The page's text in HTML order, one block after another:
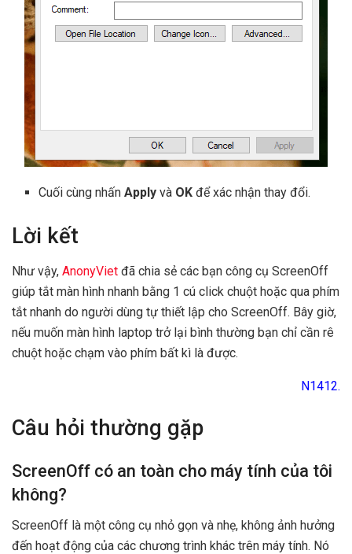
Cuối cùng nhấnApply và OK để xác nhận thay đổi.
Lời kết
Như vậy, AnonyViet đã chia sẻ các bạn công cụ ScreenOff
giúp tắt màn hình nhanh bằng 1 cú click chuột hoặc qua phím
tắt nhanh do người dùng tự thiết lập cho ScreenOff. Bây giờ,
nếu muốn màn hình laptop trở lại bình thường bạn chỉ cần rê
chuột hoặc chạm vào phím bất kì là được.
N1412.
Câu hỏi thường gặp
ScreenOff có an toàn cho máy tính của tôi
không?
ScreenOff là một công cụ nhỏ gọn và nhẹ, không ảnh hưởng
đến hoạt động của các chương trình khác trên máy tính. Nó